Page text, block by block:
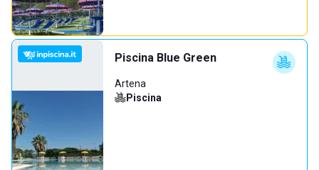
Piscina Blue Green
Artena
Piscina